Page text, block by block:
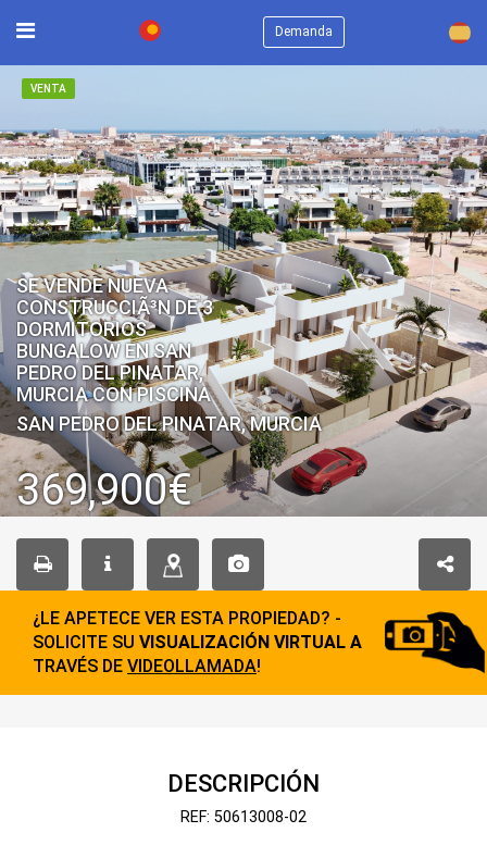
Demanda ×
VENTA
SE VENDE NUEVA
CONSTRUCCIÃ³N DE 3
DORMITORIOS
BUNGALOW EN SAN
PEDRO DEL PINATAR,
MURCIA CON PISCINA
SAN PEDRO DEL PINATAR, MURCIA
369,900€
¿LE APETECE VER ESTA PROPIEDAD? -
SOLICITE SU VISUALIZACIÓN VIRTUAL A
TRAVÉS DE VIDEOLLAMADA!
DESCRIPCIÓN
REF: 50613008-02